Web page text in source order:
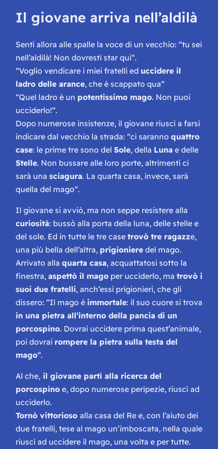
Il giovane arriva nell’aldilà
Sentì allora alle spalle la voce di un vecchio: “tu sei
nell’aldilà! Non dovresti star qui“.
“Voglio vendicare i miei fratelli ed uccidere il
ladro delle arance, che è scappato qua“
“Quel ladro è un potentissimo mago. Non puoi
ucciderlo!“.
Dopo numerose insistenze, il giovane riuscì a farsi
indicare dal vecchio la strada: “ci saranno quattro
case: le prime tre sono del Sole, della Luna e delle
Stelle. Non bussare alle loro porte, altrimenti ci
sarà una sciagura. La quarta casa, invece, sarà
quella del mago“.
Il giovane si avviò, ma non seppe resistere alla
curiosità: bussò alla porta della luna, delle stelle e
del sole. Ed in tutte le tre case trovò tre ragazze,
una più bella dell’altra, prigioniere del mago.
Arrivato alla quarta casa, acquattatosi sotto la
finestra, aspettò il mago per ucciderlo, ma trovò i
suoi due fratelli, anch’essi prigionieri, che gli
dissero: “Il mago è immortale: il suo cuore si trova
in una pietra all’interno della pancia di un
porcospino. Dovrai uccidere prima quest’animale,
poi dovrai rompere la pietra sulla testa del
mago“.
Al che, il giovane partì alla ricerca del
porcospino e, dopo numerose peripezie, riuscì ad
ucciderlo.
Tornò vittorioso alla casa del Re e, con l’aiuto dei
due fratelli, tese al mago un’imboscata, nella quale
riuscì ad uccidere il mago, una volta e per tutte.